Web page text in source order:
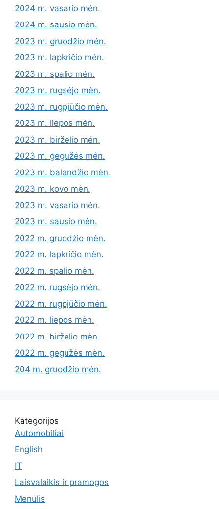
2024 m. vasario mėn.
2024 m. sausio mėn.
2023 m. gruodžio mėn.
2023 m. lapkričio mėn.
2023 m. spalio mėn.
2023 m. rugsėjo mėn.
2023 m. rugpjūčio mėn.
2023 m. liepos mėn.
2023 m. birželio mėn.
2023 m. gegužės mėn.
2023 m. balandžio mėn.
2023 m. kovo mėn.
2023 m. vasario mėn.
2023 m. sausio mėn.
2022 m. gruodžio mėn.
2022 m. lapkričio mėn.
2022 m. spalio mėn.
2022 m. rugsėjo mėn.
2022 m. rugpjūčio mėn.
2022 m. liepos mėn.
2022 m. birželio mėn.
2022 m. gegužės mėn.
204 m. gruodžio mėn.
Kategorijos
Automobiliai
English
IT
Laisvalaikis ir pramogos
Menulis